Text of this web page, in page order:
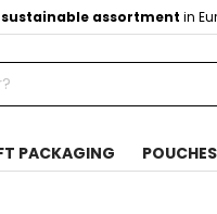
sustainable assortment in
PACKAGING POUCHES